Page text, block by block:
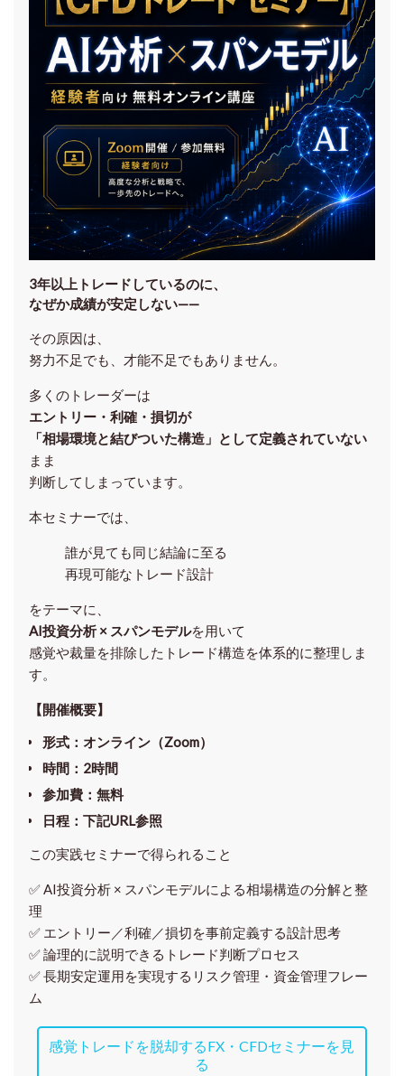
3年以上トレードしているのに、
なぜか成績が安定しない——
その原因は、
努力不足でも、才能不足でもありません。
多くのトレーダーは
エントリー・利確・損切が
「相場環境と結びついた構造」として定義されていない
まま
判断してしまっています。
本セミナーでは、
誰が見ても同じ結論に至る
再現可能なトレード設計
をテーマに、
AI投資分析 × スパンモデルを用いて
感覚や裁量を排除したトレード構造を体系的に整理しま
す。
【開催概要】
形式：オンライン（Zoom）
時間：2時間
参加費：無料
日程：下記URL参照
この実践セミナーで得られること
✅ AI投資分析 × スパンモデルによる相場構造の分解と整
理
✅ エントリー／利確／損切を事前定義する設計思考
✅ 論理的に説明できるトレード判断プロセス
✅ 長期安定運用を実現するリスク管理・資金管理フレー
ム
感覚トレードを脱却するFX・CFDセミナーを見
る